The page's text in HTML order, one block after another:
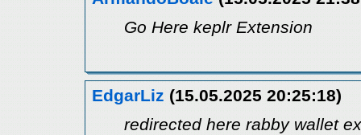
Go Here keplr Extension
EdgarLiz (15.05.2025 20:25:18)
redirected here rabby wallet